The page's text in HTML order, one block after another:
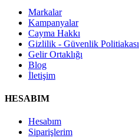
Markalar
Kampanyalar
Cayma Hakkı
Gizlilik - Güvenlik Politiakası
Gelir Ortaklığı
Blog
İletişim
HESABIM
Hesabım
Siparişlerim